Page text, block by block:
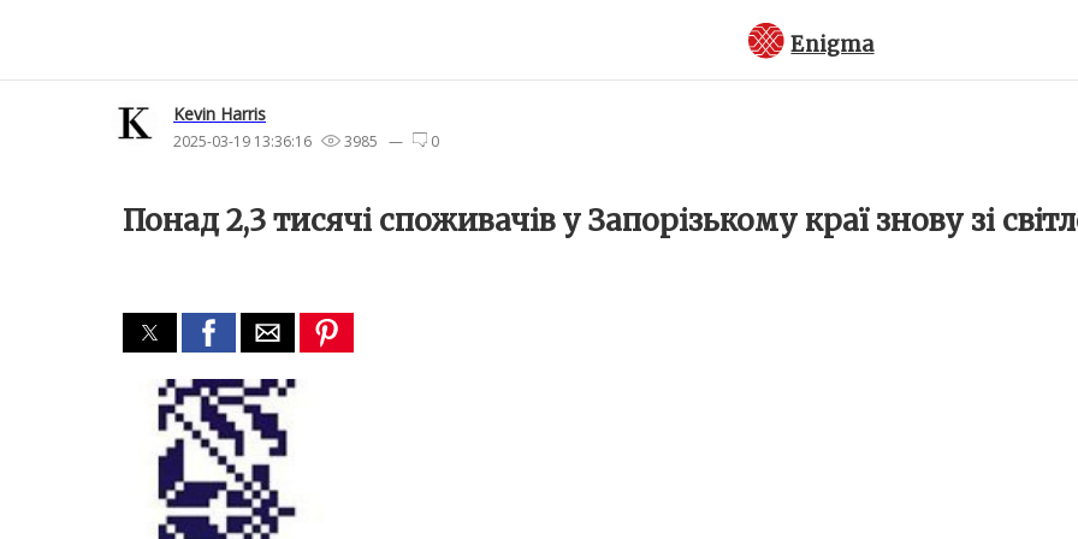
Enigma
Kevin Harris
2025-03-19 13:36:16 3985 — 0
Понад 2,3 тисячі споживачів у Запорізькому краї знову зі